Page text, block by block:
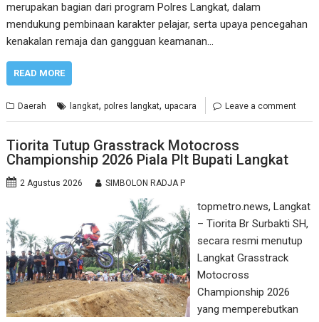
merupakan bagian dari program Polres Langkat, dalam
mendukung pembinaan karakter pelajar, serta upaya pencegahan
kenakalan remaja dan gangguan keamanan…
READ MORE
Daerah langkat,polres langkat,upacara Leave a comment
Tiorita Tutup Grasstrack Motocross
Championship 2026 Piala Plt Bupati Langkat
2 Agustus 2026 SIMBOLON RADJA P
topmetro.news, Langkat
– Tiorita Br Surbakti SH,
secara resmi menutup
Langkat Grasstrack
Motocross
Championship 2026
yang memperebutkan